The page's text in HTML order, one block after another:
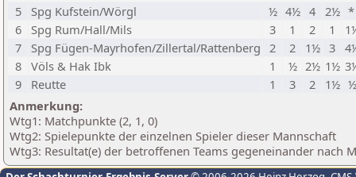
5
Spg Kufstein/Wörgl ½ 4½ 4 2½
6
Spg Rum/Hall/Mils 3 1 2 1
7
Spg Fügen-Mayrhofen/Zillertal/Rattenberg 2 2 1½ 3
8 Völs & Hak Ibk 1 ½ 2½ 1½
9
Reutte 1 3 2 1½ ½
Anmerkung:
Wtg1: Matchpunkte (2, 1, 0)
Wtg2: Spielepunkte der einzelnen Spieler dieser Mannschaft
Wtg3: Resultat(e) der betroffenen Teams gegeneinander nach